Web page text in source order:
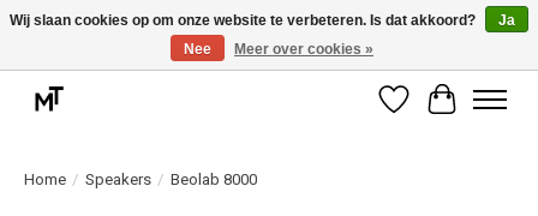
Deskundige installatie of montage nodig? Vraag ons naar de mogelijkheden.
Verlanglijst
Home / Speakers / Beolab 8000
Wij slaan cookies op om onze website te verbeteren. Is dat akkoord?
Ja
Nee
Meer over cookies »